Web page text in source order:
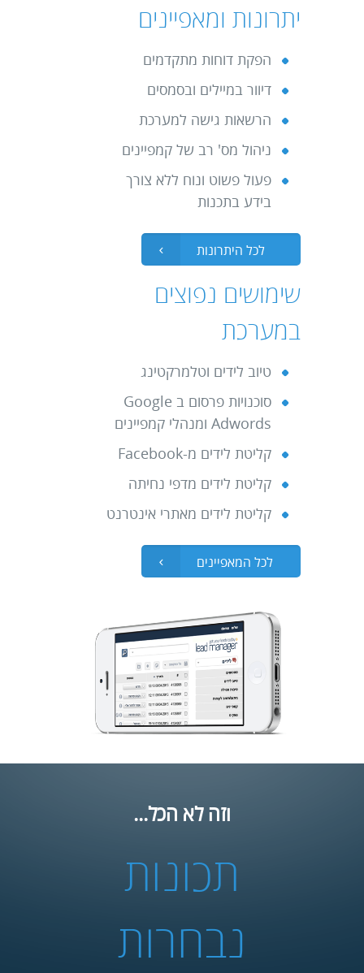
יתרונות ומאפיינים
הפקת דוחות מתקדמים
דיוור במיילים ובסמסים
הרשאות גישה למערכת
ניהול מס' רב של קמפיינים
פעול פשוט ונוח ללא צורך
בידע בתכנות
לכל היתרונות
שימושים נפוצים
במערכת
טיוב לידים וטלמרקטינג
סוכנויות פרסום ב Google
Adwords ומנהלי קמפיינים
קליטת לידים מ-Facebook
קליטת לידים מדפי נחיתה
קליטת לידים מאתרי אינטרנט
לכל המאפיינים
וזה לא הכל...
תכונות
נבחרות